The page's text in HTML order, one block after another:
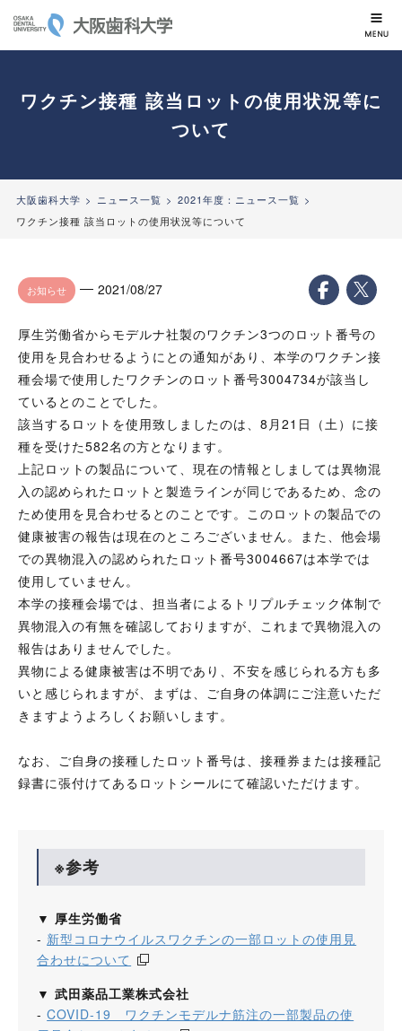
ワクチン接種 該当ロットの使用状況等に
ついて
大阪歯科大学 ニュース一覧
2021年度：ニュース一覧
ワクチン接種 該当ロットの使用状況等について
お知らせ 2021/08/27
厚生労働省からモデルナ社製のワクチン3つのロット番号の
使用を見合わせるようにとの通知があり、本学のワクチン接
種会場で使用したワクチンのロット番号3004734が該当し
ているとのことでした。
該当するロットを使用致しましたのは、8月21日（土）に接
種を受けた582名の方となります。
上記ロットの製品について、現在の情報としましては異物混
入の認められたロットと製造ラインが同じであるため、念の
ため使用を見合わせるとのことです。このロットの製品での
健康被害の報告は現在のところございません。また、他会場
での異物混入の認められたロット番号3004667は本学では
使用していません。
本学の接種会場では、担当者によるトリプルチェック体制で
異物混入の有無を確認しておりますが、これまで異物混入の
報告はありませんでした。
異物による健康被害は不明であり、不安を感じられる方も多
いと感じられますが、まずは、ご自身の体調にご注意いただ
きますようよろしくお願いします。
なお、ご自身の接種したロット番号は、接種券または接種記
録書に張付けてあるロットシールにて確認いただけます。
※参考
▼ 厚生労働省
- 新型コロナウイルスワクチンの一部ロットの使用見
合わせについて
▼ 武田薬品工業株式会社
-COVID-19 ワクチンモデルナ筋注の一部製品の使